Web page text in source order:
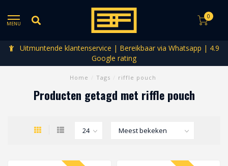
MENU
0
Uitmuntende klantenservice | Bereikbaar via Whatsapp | 4.9
Google rating
Home Tags riffle pouch
Producten getagd met riffle pouch